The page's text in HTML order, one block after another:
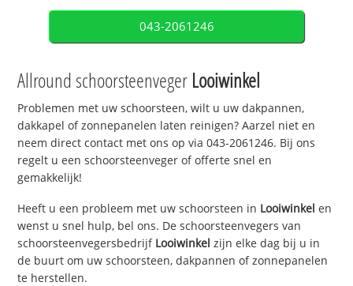
043-2061246
Allround schoorsteenveger Looiwinkel
Problemen met uw schoorsteen, wilt u uw dakpannen,
dakkapel of zonnepanelen laten reinigen? Aarzel niet en
neem direct contact met ons op via 043-2061246. Bij ons
regelt u een schoorsteenveger of offerte snel en
gemakkelijk!
Heeft u een probleem met uw schoorsteen in Looiwinkel en
wenst u snel hulp, bel ons. De schoorsteenvegers van
schoorsteenvegersbedrijf Looiwinkel zijn elke dag bij u in
de buurt om uw schoorsteen, dakpannen of zonnepanelen
te herstellen.